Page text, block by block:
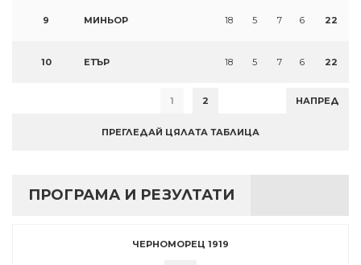
9 МИНЬОР 18 5 7 6 22
10 ЕТЪР 18 5 7 6 22
1 2 НАПРЕД
ПРЕГЛЕДАЙ ЦЯЛАТА ТАБЛИЦА
ПРОГРАМА И РЕЗУЛТАТИ
ЧЕРНОМОРЕЦ 1919